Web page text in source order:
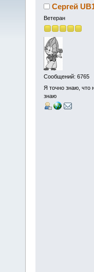
Сергей
Ветеран
Сообщений: 6765
Я точно знаю, что
знаю